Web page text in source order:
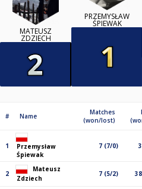
MATEUSZ
ZDZIECH
PRZEMYSŁAW
ŚPIEWAK
# Name
Matches
(won/lost)
1
Przemysław
Śpiewak
7 (7/0)
2
Mateusz
Zdziech
7 (5/2)